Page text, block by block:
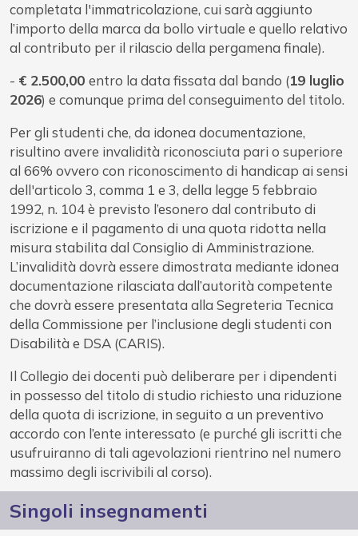
completata l'immatricolazione, cui sarà aggiunto
l’importo della marca da bollo virtuale e quello relativo
al contributo per il rilascio della pergamena finale).
- € 2.500,00 entro la data fissata dal bando (19 luglio
2026) e comunque prima del conseguimento del titolo.
Per gli studenti che, da idonea documentazione,
risultino avere invalidità riconosciuta pari o superiore
al 66% ovvero con riconoscimento di handicap ai sensi
dell'articolo 3, comma 1 e 3, della legge 5 febbraio
1992, n. 104 è previsto l’esonero dal contributo di
iscrizione e il pagamento di una quota ridotta nella
misura stabilita dal Consiglio di Amministrazione.
L’invalidità dovrà essere dimostrata mediante idonea
documentazione rilasciata dall’autorità competente
che dovrà essere presentata alla Segreteria Tecnica
della Commissione per l’inclusione degli studenti con
Disabilità e DSA (CARIS).
Il Collegio dei docenti può deliberare per i dipendenti
in possesso del titolo di studio richiesto una riduzione
della quota di iscrizione, in seguito a un preventivo
accordo con l’ente interessato (e purché gli iscritti che
usufruiranno di tali agevolazioni rientrino nel numero
massimo degli iscrivibili al corso).
Singoli insegnamenti